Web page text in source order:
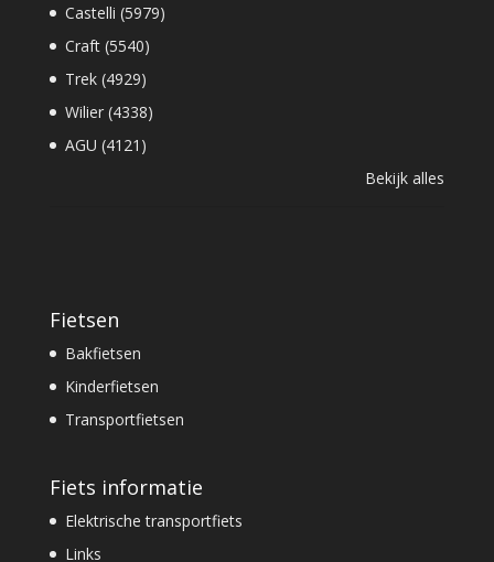
Castelli (5979)
Craft (5540)
Trek (4929)
Wilier (4338)
AGU (4121)
Bekijk alles
Fietsen
Bakfietsen
Kinderfietsen
Transportfietsen
Fiets informatie
Elektrische transportfiets
Links